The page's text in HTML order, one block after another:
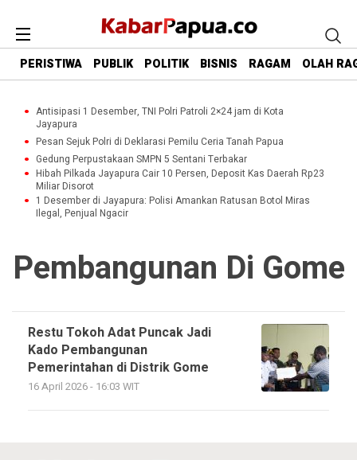
PERISTIWA PUBLIK POLITIK BISNIS RAGAM OLAH
Antisipasi 1 Desember, TNI Polri Patroli 2×24 jam di Kota
Jayapura
Pesan Sejuk Polri di Deklarasi Pemilu Ceria Tanah Papua
Gedung Perpustakaan SMPN 5 Sentani Terbakar
Hibah Pilkada Jayapura Cair 10 Persen, Deposit Kas Daerah Rp23
Miliar Disorot
1 Desember di Jayapura: Polisi Amankan Ratusan Botol Miras
Ilegal, Penjual Ngacir
Pembangunan Di Gome
Restu Tokoh Adat Puncak Jadi
Kado Pembangunan
Pemerintahan di Distrik Gome
16 April 2026 - 16:03 WIT